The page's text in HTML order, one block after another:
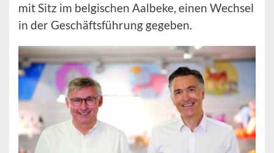
mit Sitz im belgischen Aalbeke, einen Wechsel
in der Geschäftsführung gegeben.